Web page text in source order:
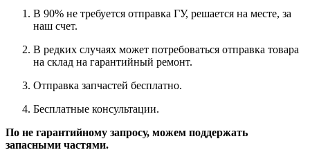
В 90% не требуется отправка ГУ, решается на месте, за
наш счет.
В редких случаях может потребоваться отправка товара
на склад на гарантийный ремонт.
Отправка запчастей бесплатно.
Бесплатные консультации.
По не гарантийному запросу, можем поддержать
запасными частями.